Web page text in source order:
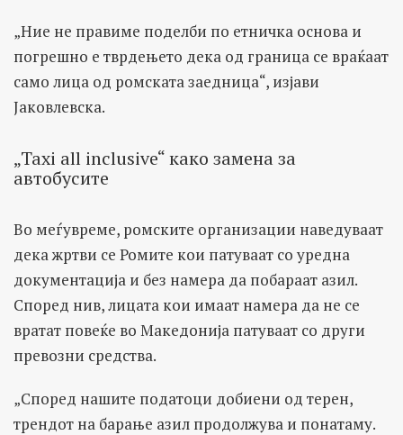
„Ние не правиме поделби по етничка основа и
погрешно е тврдењето дека од граница се враќаат
само лица од ромската заедница“, изјави
Јаковлевска.
„Taxi all inclusive“ како замена за
автобусите
Во меѓувреме, ромските организации наведуваат
дека жртви се Ромите кои патуваат со уредна
документација и без намера да побараат азил.
Според нив, лицата кои имаат намера да не се
вратат повеќе во Македонија патуваат со други
превозни средства.
„Според нашите податоци добиени од терен,
трендот на барање азил продолжува и понатаму.